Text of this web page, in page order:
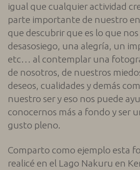
igual que cualquier actividad
parte importante de nuestro
que descubrir que es lo que
desasosiego, una alegría, un
etc… al contemplar una
de nosotros, de nuestros
deseos, cualidades y demás
nuestro ser y eso nos puede
conocernos más a fondo y ser
gusto pleno.
Comparto como ejemplo esta
realicé en el Lago Nakuru en